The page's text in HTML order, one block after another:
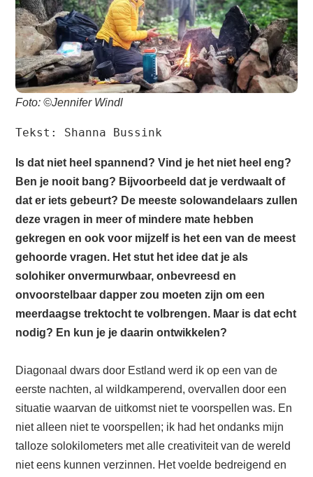
Foto: ©Jennifer Windl
Tekst: Shanna Bussink
Is dat niet heel spannend? Vind je het niet heel eng?
Ben je nooit bang? Bijvoorbeeld dat je verdwaalt of
dat er iets gebeurt? De meeste solowandelaars zullen
deze vragen in meer of mindere mate hebben
gekregen en ook voor mijzelf is het een van de meest
gehoorde vragen. Het stut het idee dat je als
solohiker onvermurwbaar, onbevreesd en
onvoorstelbaar dapper zou moeten zijn om een
meerdaagse trektocht te volbrengen. Maar is dat echt
nodig? En kun je je daarin ontwikkelen?
Diagonaal dwars door Estland werd ik op een van de
eerste nachten, al wildkamperend, overvallen door een
situatie waarvan de uitkomst niet te voorspellen was. En
niet alleen niet te voorspellen; ik had het ondanks mijn
talloze solokilometers met alle creativiteit van de wereld
niet eens kunnen verzinnen. Het voelde bedreigend en